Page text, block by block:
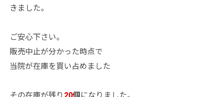
きました。
ご安心下さい。
販売中止が分かった時点で
当院が在庫を買い占めました